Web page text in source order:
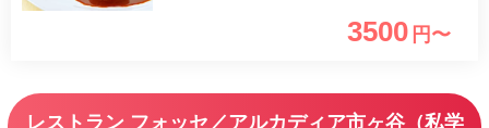
ト・コーヒーを愉しめる充実の全4品ラ
3500 円〜
レストラン フォッセ／アルカディア市ヶ谷（私学